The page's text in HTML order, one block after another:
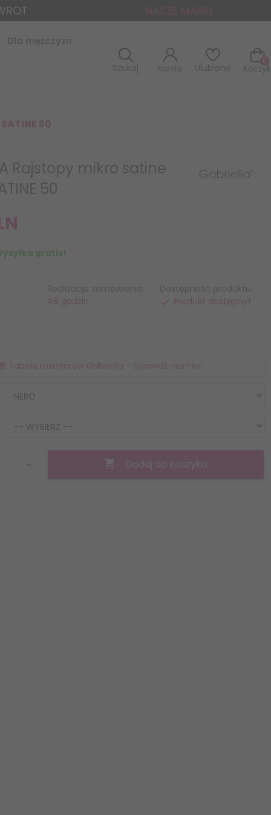
NASZE MARKI
Szukaj Konto Ulubione Koszyk
0
50
Rajstopy mikro satine
50
gratis!
Realizacja zamówienia:
48 godzin
Dostępność produktu:
Produkt dostępny!
Tabela rozmiarów Gabriella - Sprawdź rozmiar
Dodaj do koszyka